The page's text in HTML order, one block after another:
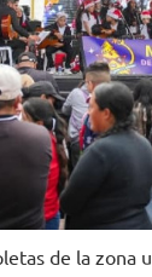
de la zona